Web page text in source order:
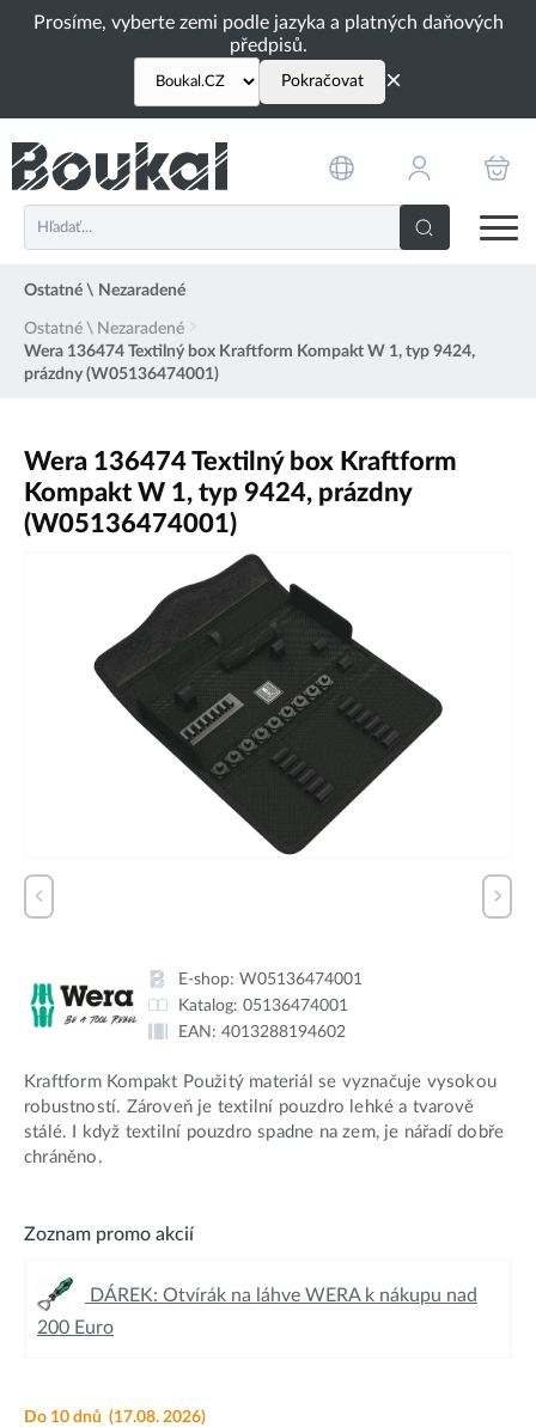
Prosíme, vyberte zemi podle jazyka a platných daňových
předpisů.
Pokračovat ×
Ostatné \ Nezaradené
Ostatné \ Nezaradené
Wera 136474 Textilný box Kraftform Kompakt W 1, typ 9424,
prázdny (W05136474001)
Wera 136474 Textilný box Kraftform
Kompakt W 1, typ 9424, prázdny
(W05136474001)
E-shop: W05136474001
Katalog: 05136474001
EAN: 4013288194602
Kraftform Kompakt Použitý materiál se vyznačuje vysokou
robustností. Zároveň je textilní pouzdro lehké a tvarově
stálé. I když textilní pouzdro spadne na zem, je nářadí dobře
chráněno.
Zoznam promo akcií
DÁREK: Otvírák na láhve WERA k nákupu nad
200 Euro
Do 10 dnů (17.08. 2026)